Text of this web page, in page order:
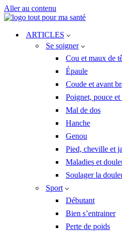
Aller au contenu
ARTICLES
Se soigner
Cou et maux de
Épaule
Coude et avant
Poignet, pouce et
Mal de dos
Hanche
Genou
Pied, cheville et
Maladies et
Soulager la
Sport
Débutant
Bien s’entrainer
Perte de poids